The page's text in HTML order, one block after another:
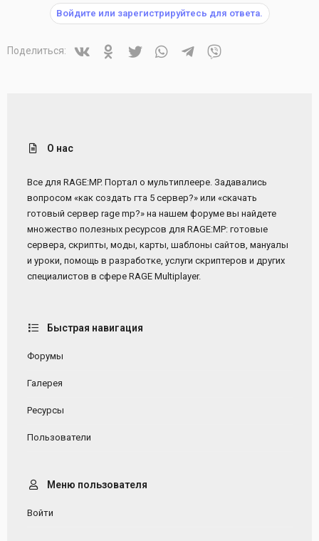
Войдите или зарегистрируйтесь для ответа.
Поделиться: VkontakteOdnoklassniki
Twitter WhatsAppTelegram
О нас
Все для RAGE:MP. Портал о мультиплеере. Задавались
вопросом «как создать гта 5 сервер?» или «скачать
готовый сервер rage mp?» на нашем форуме вы найдете
множество полезных ресурсов для RAGE:MP: готовые
сервера, скрипты, моды, карты, шаблоны сайтов, мануалы
и уроки, помощь в разработке, услуги скриптеров и других
специалистов в сфере RAGE Multiplayer.
Быстрая навигация
Форумы
Галерея
Ресурсы
Пользователи
Меню пользователя
Войти